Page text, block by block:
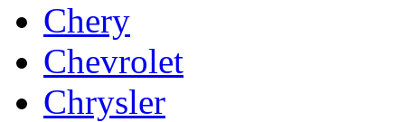
Chery
Chevrolet
Chrysler